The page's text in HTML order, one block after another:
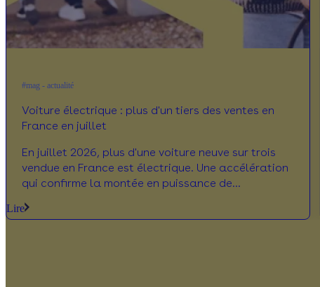
#mag - actualité
Voiture électrique : plus d'un tiers des ventes en
France en juillet
En juillet 2026, plus d'une voiture neuve sur trois
vendue en France est électrique. Une accélération
qui confirme la montée en puissance de
Lire